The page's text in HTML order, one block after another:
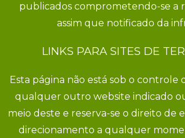
publicados comprometendo-se a
assim que notificado da
LINKS PARA SITES DE
Esta página não está sob o controle
qualquer outro website indicado
meio deste e reserva-se o direito de
direcionamento a qualquer